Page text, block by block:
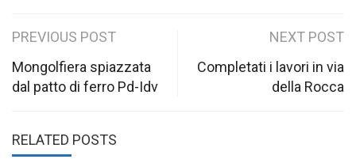
Post
navigation
PREVIOUS POST
Mongolfiera spiazzata
dal patto di ferro Pd-Idv
NEXT POST
Completati i lavori in via
della Rocca
RELATED POSTS